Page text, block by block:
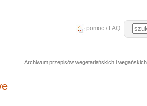
pomoc / FAQ
Archiwum przepisów wegetariańskich i wegańskich